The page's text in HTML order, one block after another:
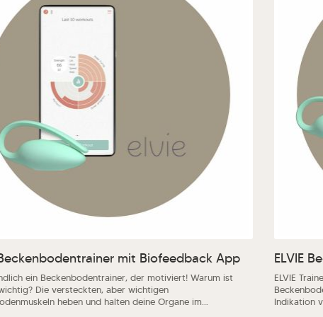
Anzahl: Gib den gewünschten
Beckenbodentrainer mit Biofeedback App
ein Beckenbodentrainer, der motiviert! Warum ist
Die versteckten, aber wichtigen
heben und halten deine Organe im
ELVIE
ELVIE
Indikation